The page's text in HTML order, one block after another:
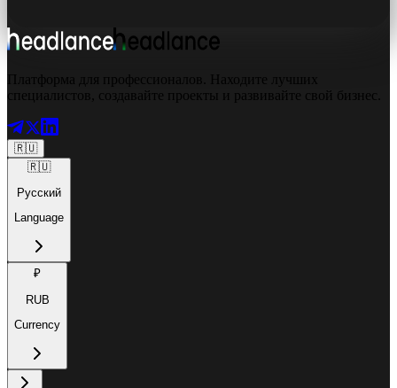
Платформа для профессионалов. Находите лучших
специалистов, создавайте проекты и развивайте свой бизнес.
🇷🇺
🇷🇺
Русский
Language
₽
RUB
Currency